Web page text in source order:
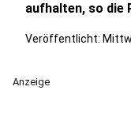
aufhalten, so die
Veröffentlicht:
Anzeige